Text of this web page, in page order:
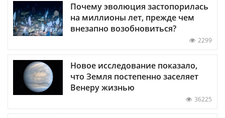
Почему эволюция застопорилась
на миллионы лет, прежде чем
внезапно возобновиться?
2299
Новое исследование показало,
что Земля постепенно заселяет
Венеру жизнью
36225